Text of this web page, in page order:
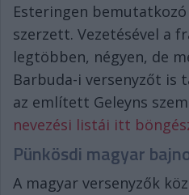
Esteringen
szerzett. Vezetésével a
legtöbben, négyen, de
Barbuda-i versenyzőt is
az említett Geleyns
nevezési listái itt
Pünkösdi magyar
A magyar versenyzők